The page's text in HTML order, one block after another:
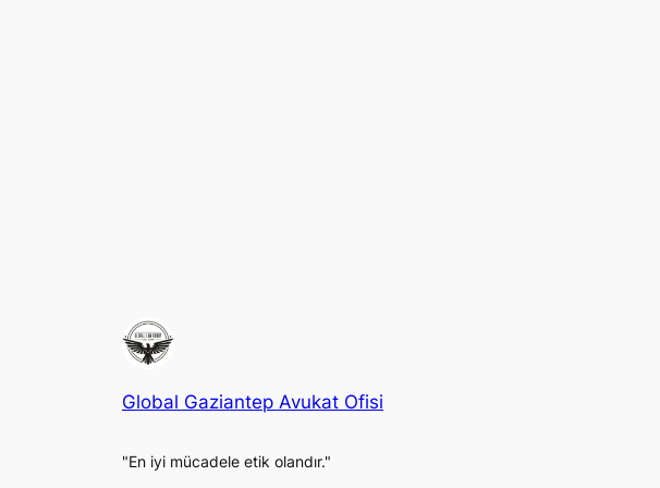
Global Gaziantep Avukat Ofisi
"En iyi mücadele etik olandır."